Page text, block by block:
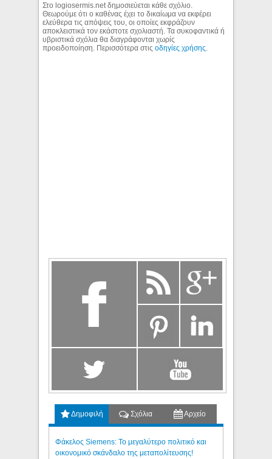
Στο logiosermis.net δημοσιεύεται κάθε σχόλιο.
Θεωρούμε ότι ο καθένας έχει το δικαίωμα να εκφέρει
ελεύθερα τις απόψεις του, οι οποίες εκφράζουν
αποκλειστικά τον εκάστοτε σχολιαστή. Τα συκοφαντικά ή
υβριστικά σχόλια θα διαγράφονται χωρίς
προειδοποίηση. Περισσότερα στιςοδηγίες χρήσης
Δημοφιλή Σχόλια Αρχείο
Φάκελος Siemens: Το μεγαλύτερο πολιτικό και
οικονομικό σκάνδαλο της μεταπολίτευσης!